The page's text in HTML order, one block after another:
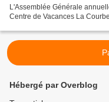
L'Assemblée Générale
Centre de Vacances La
Hébergé par Overblog